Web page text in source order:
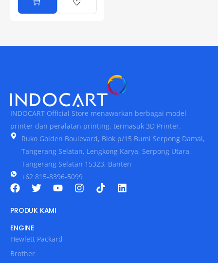
INDOCART Official Store menawarkan berbagai model
printer dan peralatan printing, termasuk 3D Printer.
Ruko Golden Boulevard, Blok p/15 Bumi Serpong Damai,
Tangerang Selatan, Lengkong Karya, Serpong Utara,
Tangerang Selatan 15323, Banten
+62 815-8396-5099
PRODUK KAMI
ENGINE
Hewlett Packard
Brother